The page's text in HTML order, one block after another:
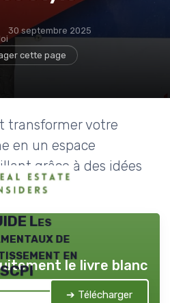
30 septembre 2025
cette page
transformer votre
en un espace
grâce à des idées
Les
de
en
SCPI le livre blanc
➔ Télécharger